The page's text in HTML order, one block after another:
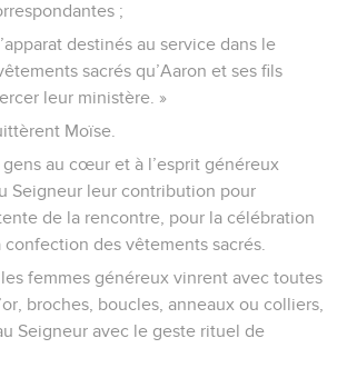
;
destinés au service dans le
sacrés qu’Aaron et ses fils
leur ministère. »
Moïse.
au cœur et à l’esprit généreux
Seigneur leur contribution pour
de la rencontre, pour la célébration
des vêtements sacrés.
femmes généreux vinrent avec toutes
broches, boucles, anneaux ou colliers,
Seigneur avec le geste rituel de